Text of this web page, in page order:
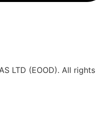
LTD (EOOD). All rights